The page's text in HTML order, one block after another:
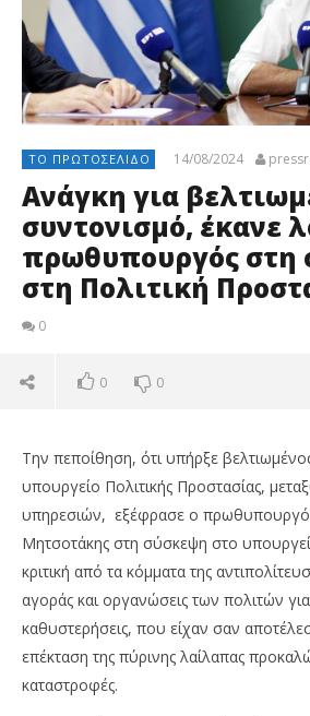
ΤΟ ΠΡΩΤΟΣΈΛΙΔΟ 14/08/2024
Ανάγκη για
συντονισμό, έκανε
πρωθυπουργός στη
στη Πολιτική
0
0 0
Την πεποίθηση, ότι υπήρξε
υπουργείο Πολιτικής Προστασίας,
υπηρεσιών, εξέφρασε ο
Μητσοτάκης στη σύσκεψη στο
κριτική από τα κόμματα της
αγοράς και οργανώσεις των πολιτών
καθυστερήσεις, που είχαν σαν
επέκταση της πύρινης λαίλαπας
καταστροφές.